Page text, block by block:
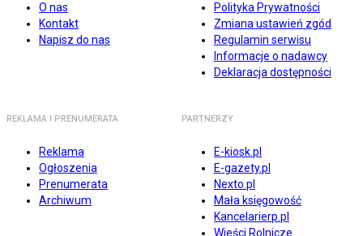
O nas
Kontakt
Napisz do nas
Polityka Prywatności
Zmiana ustawień zgód
Regulamin serwisu
Informacje o nadawcy
Deklaracja dostępności
REKLAMA I PRENUMERATA
Reklama
Ogłoszenia
Prenumerata
Archiwum
PARTNERZY
E-kiosk.pl
E-gazety.pl
Nexto.pl
Mała księgowość
Kancelarierp.pl
Wieści Rolnicze